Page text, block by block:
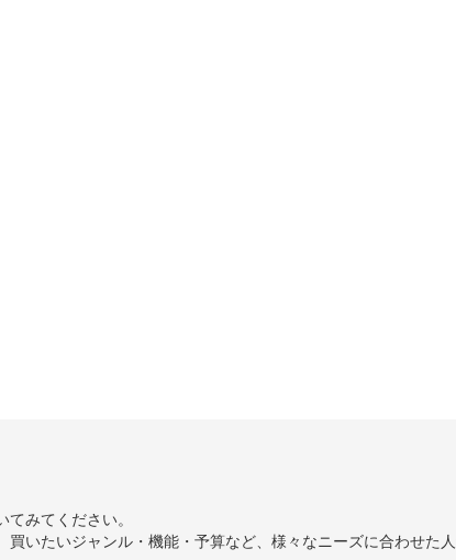
みてください。
買いたいジャンル・機能・予算など、様々なニーズに合わせた